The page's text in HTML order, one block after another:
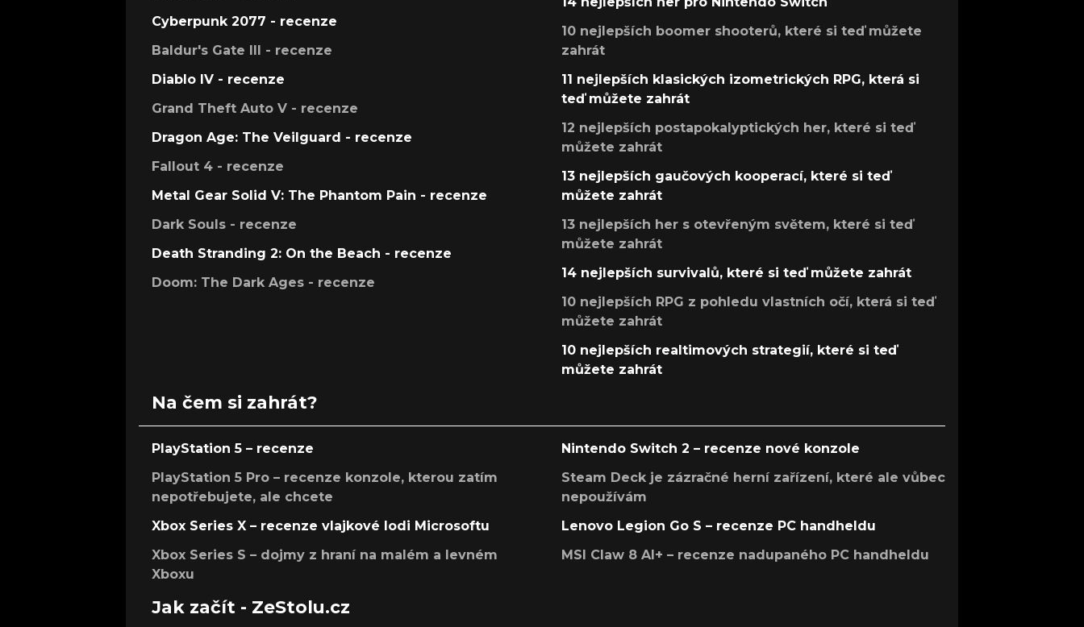
Cyberpunk 2077 - recenze
Baldur's Gate III - recenze
Diablo IV - recenze
Grand Theft Auto V - recenze
Dragon Age: The Veilguard - recenze
Fallout 4 - recenze
Metal Gear Solid V: The Phantom Pain - recenze
Dark Souls - recenze
Death Stranding 2: On the Beach - recenze
Doom: The Dark Ages - recenze
10 nejlepších boomer shooterů, které si teď můžete
zahrát
11 nejlepších klasických izometrických RPG, která si
teď můžete zahrát
12 nejlepších postapokalyptických her, které si teď
můžete zahrát
13 nejlepších gaučových kooperací, které si teď
můžete zahrát
13 nejlepších her s otevřeným světem, které si teď
můžete zahrát
14 nejlepších survivalů, které si teď můžete zahrát
10 nejlepších RPG z pohledu vlastních očí, která si teď
můžete zahrát
10 nejlepších realtimových strategií, které si teď
můžete zahrát
Na čem si zahrát?
PlayStation 5 – recenze
PlayStation 5 Pro – recenze konzole, kterou zatím
nepotřebujete, ale chcete
Xbox Series X – recenze vlajkové lodi Microsoftu
Xbox Series S – dojmy z hraní na malém a levném
Xboxu
Nintendo Switch 2 – recenze nové konzole
Steam Deck je zázračné herní zařízení, které ale vůbec
nepoužívám
Lenovo Legion Go S – recenze PC handheldu
MSI Claw 8 AI+ – recenze nadupaného PC handheldu
Jak začít - ZeStolu.cz